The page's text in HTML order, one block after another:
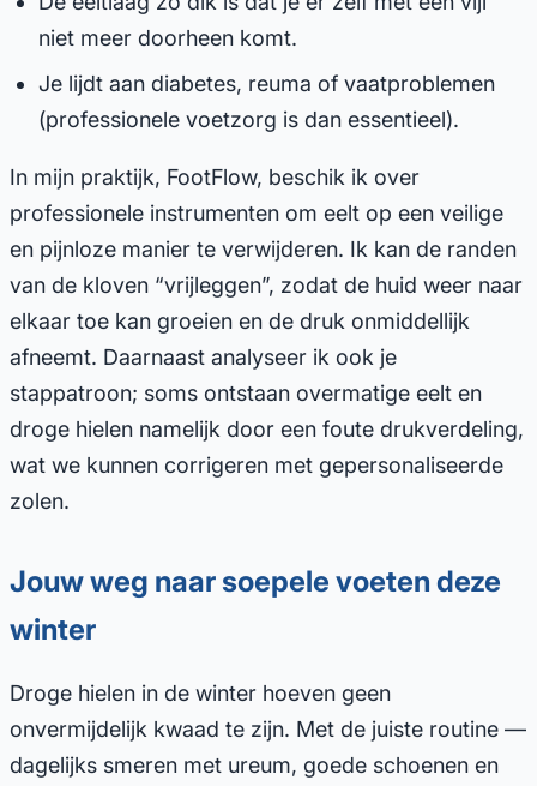
niet meer doorheen komt.
Je lijdt aan diabetes, reuma of vaatproblemen
(professionele voetzorg is dan essentieel).
In mijn praktijk, FootFlow, beschik ik over
professionele instrumenten om eelt op een veilige
en pijnloze manier te verwijderen. Ik kan de randen
van de kloven “vrijleggen”, zodat de huid weer naar
elkaar toe kan groeien en de druk onmiddellijk
afneemt. Daarnaast analyseer ik ook je
stappatroon; soms ontstaan overmatige eelt en
droge hielen namelijk door een foute drukverdeling,
wat we kunnen corrigeren met gepersonaliseerde
zolen.
Jouw weg naar soepele voeten deze
winter
Droge hielen in de winter hoeven geen
onvermijdelijk kwaad te zijn. Met de juiste routine —
dagelijks smeren met ureum, goede schoenen en